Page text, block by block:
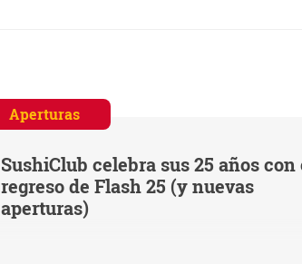
Aperturas
SushiClub celebra sus 25 años con
regreso de Flash 25 (y nuevas
aperturas)